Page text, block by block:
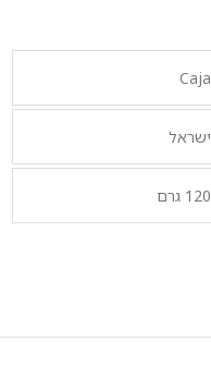
Caja
ישראל
120 גרם